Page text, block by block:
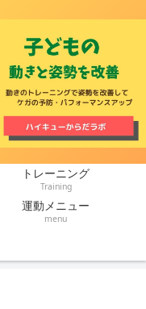
トレーニング
Training
運動メニュー
menu